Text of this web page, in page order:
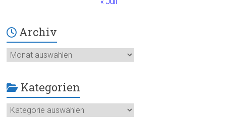
Archiv
Archiv
Kategorien
Kategorien